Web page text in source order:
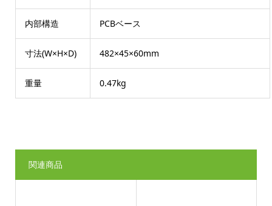
内部構造 PCBベース
寸法(W×H×D) 482×45×60mm
重量 0.47kg
関連商品